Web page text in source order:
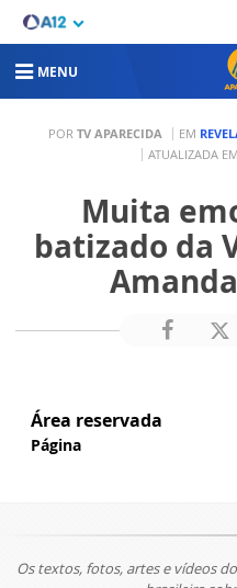
MENU
POR TV APARECIDA EM
ATUALIZADA
Muita
batizado da
Área reservada
Página
Os textos, fotos, artes e vídeos